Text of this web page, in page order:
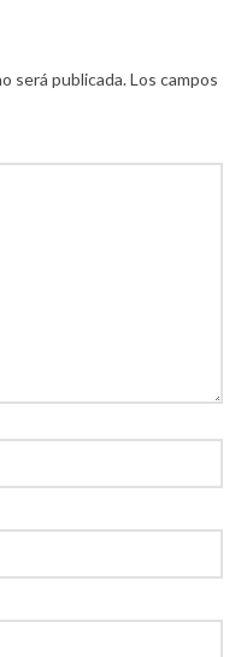
será publicada.Los campos